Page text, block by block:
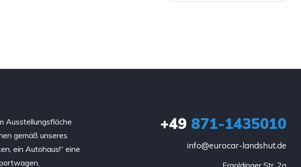
Ausstellungsfläche
gemäß unseres
ein Autohaus!“ eine
+49871-1435010
info@eurocar-landshut.de
Ergoldinger Str. 2a